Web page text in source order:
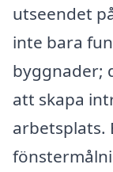
utseendet
inte bara
byggnader;
att skapa
arbetsplats.